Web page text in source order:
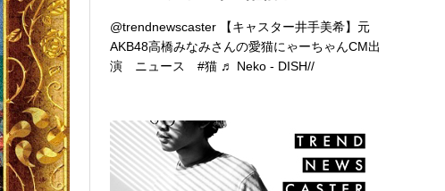
@trendnewscaster 【キャスター井手美希】元
AKB48高橋みなみさんの愛猫にゃーちゃんCM出
演 ニュース#猫 ♬ Neko - DISH//